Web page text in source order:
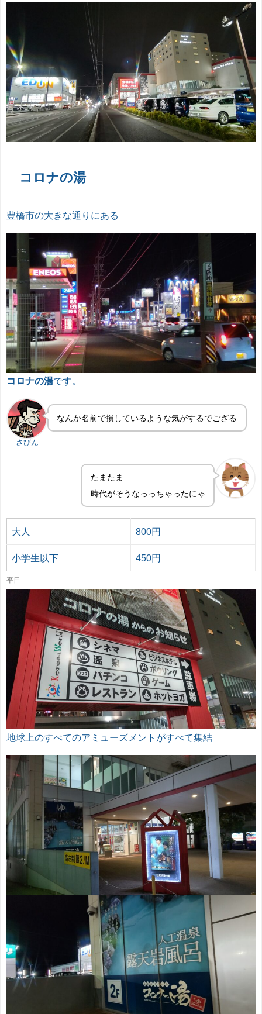
コロナの湯
豊橋市の大きな通りにある
コロナの湯です。
さびん
なんか名前で損しているような気がするでござる
たまたま
時代がそうなっっちゃったにゃ
大人 800円
小学生以下 450円
平日
地球上のすべてのアミューズメントがすべて集結